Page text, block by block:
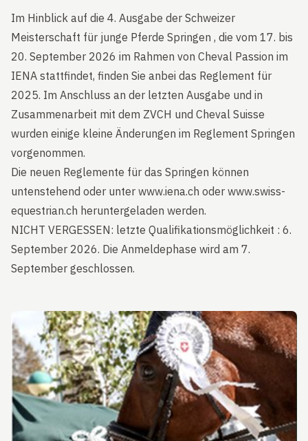
Im Hinblick auf die 4. Ausgabe der Schweizer
Meisterschaft für junge Pferde Springen , die vom 17. bis
20. September 2026 im Rahmen von Cheval Passion im
IENA stattfindet, finden Sie anbei das Reglement für
2025. Im Anschluss an der letzten Ausgabe und in
Zusammenarbeit mit dem ZVCH und Cheval Suisse
wurden einige kleine Änderungen im Reglement Springen
vorgenommen.
Die neuen Reglemente für das Springen können
untenstehend oder unter www.iena.ch oder www.swiss-
equestrian.ch heruntergeladen werden.
NICHT VERGESSEN: letzte Qualifikationsmöglichkeit : 6.
September 2026. Die Anmeldephase wird am 7.
September geschlossen.